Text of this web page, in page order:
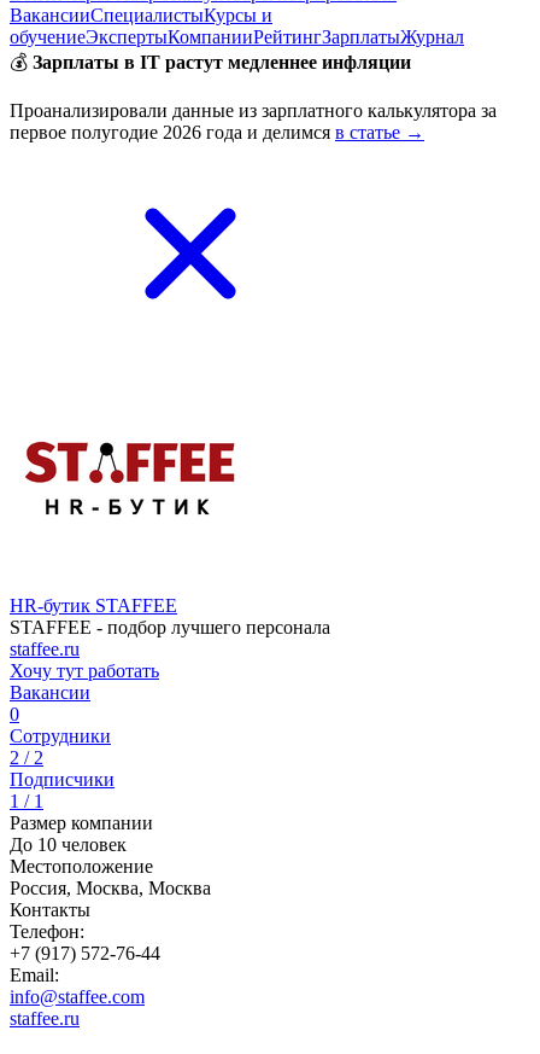
ВакансииСпециалистыКурсы и
обучениеЭкспертыКомпанииРейтингЗарплатыЖурнал
💰 Зарплаты в IT растут медленнее инфляции
Проанализировали данные из зарплатного калькулятора за
первое полугодие 2026 года и делимся в статье →
HR-бутик STAFFEE
STAFFEE - подбор лучшего персонала
staffee.ru
Хочу тут работать
Вакансии
0
Сотрудники
2 / 2
Подписчики
1 / 1
Размер компании
До 10 человек
Местоположение
Россия, Москва, Москва
Контакты
Телефон:
+7 (917) 572-76-44
Email:
info@staffee.com
staffee.ru